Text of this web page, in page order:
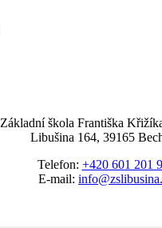
Základní škola Františka
Libušina 164, 39165
Telefon: +420 601 201
E-mail: